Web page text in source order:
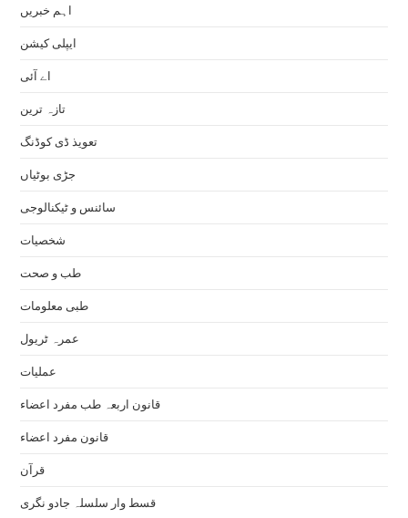
اہم خبریں
ایپلی کیشن
اے آئی
تازہ ترین
تعویذ ڈی کوڈنگ
جڑی بوٹیاں
سائنس و ٹیکنالوجی
شخصیات
طب و صحت
طبی معلومات
عمرہ ٹریول
عملیات
قانون اربعہ طب مفرد اعضاء
قانون مفرد اعضاء
قرآن
قسط وار سلسلہ جادو نگری